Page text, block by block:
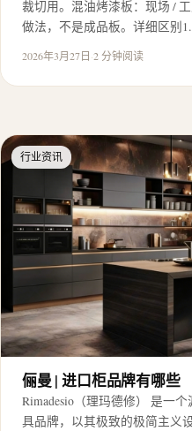
裁切用。混油烤漆板：现场 /
做法，不是成品板。详细区别
2026年3月27日·2 分钟阅读
行业资讯
俪曼 | 进口柜品牌有哪些
Rimadesio（理玛德修） 是一
具品牌，以其极致的极简主义